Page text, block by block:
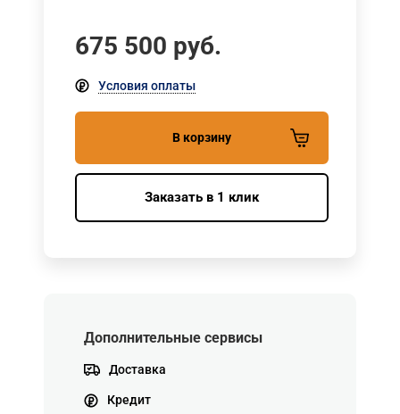
675 500 руб.
Условия оплаты
В корзину
Заказать в 1 клик
Дополнительные сервисы
Доставка
Кредит